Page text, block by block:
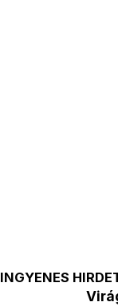
INGYENES